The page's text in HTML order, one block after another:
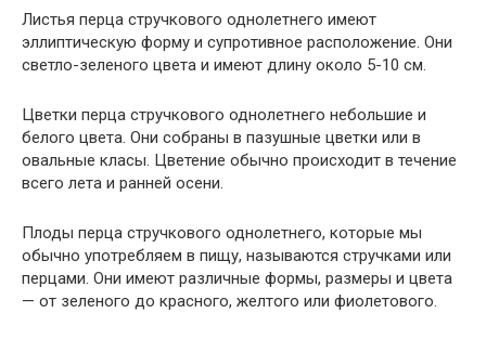
Листья перца стручкового однолетнего имеют
эллиптическую форму и супротивное расположение. Они
светло-зеленого цвета и имеют длину около 5-10 см.
Цветки перца стручкового однолетнего небольшие и
белого цвета. Они собраны в пазушные цветки или в
овальные класы. Цветение обычно происходит в течение
всего лета и ранней осени.
Плоды перца стручкового однолетнего, которые мы
обычно употребляем в пищу, называются стручками или
перцами. Они имеют различные формы, размеры и цвета
— от зеленого до красного, желтого или фиолетового.